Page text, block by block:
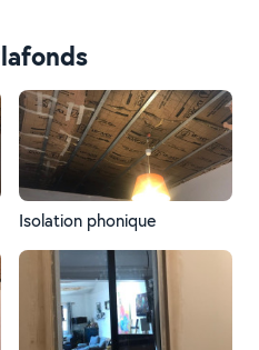
Isolation phonique